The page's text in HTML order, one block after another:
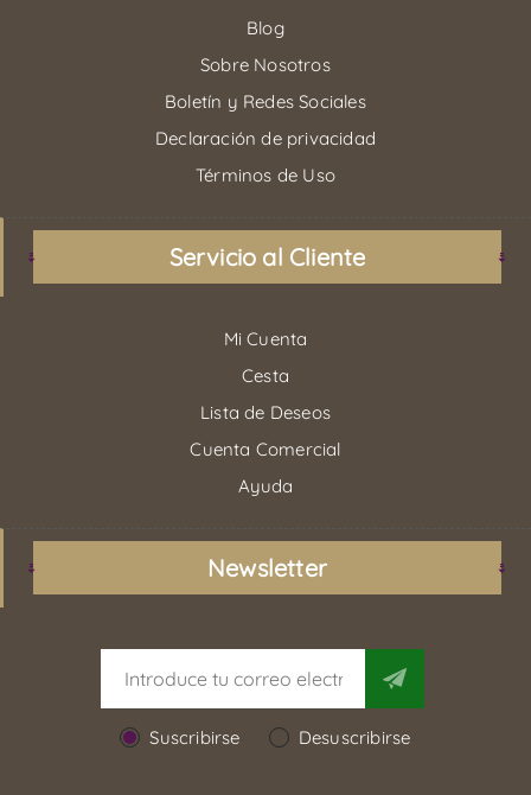
Blog
Sobre Nosotros
Boletín y Redes Sociales
Declaración de privacidad
Términos de Uso
Servicio al Cliente
Mi Cuenta
Cesta
Lista de Deseos
Cuenta Comercial
Ayuda
Newsletter
Suscribirse Desuscribirse